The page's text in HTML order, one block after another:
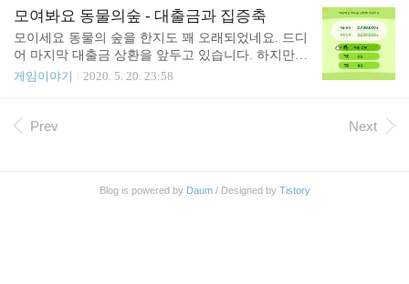
좀 더 절약할 수 있겠습니다. 전국은행, GS25 편의점
에서 ATM 입출금 수수료 무료 혜택이 있지만 이..
이 생깁니다. 왜냐하면 미래에셋 네이버통장 금리가
3.55% 이기 때문에 (다만 CMA 통장) 굳이 돈이 불편
함이 있는 정기예금에 넣는 게 좋을지 애매하기 때문
일은행이 3.9%인 거 같습니다. 조건이 붙겠지만 최고
compare/receiving_deposit_3.php 네이버통장의 경우
3.55% 이긴 하지만 1천만 원 이하..
모여봐요 동물의숲 - 대출금과 집증축
모이세요 동물의 숲을 한지도 꽤 오래되었네요. 드디
어 마지막 대출금 상환을 앞두고 있습니다. 하지만
빨리 갚는다고 특별히 좋은 점이 별로 없어서 조금
공간) 기타 텐트 5,000마일 (49,800벨) 4x4 없음 너굴
층 추가 1,248,000벨 10x6 800 지하실 추가 2,498,000
게임이야기 2020. 5. 20. 23:58
Prev Next
Blog is powered by Daum/ Designed by Tistory